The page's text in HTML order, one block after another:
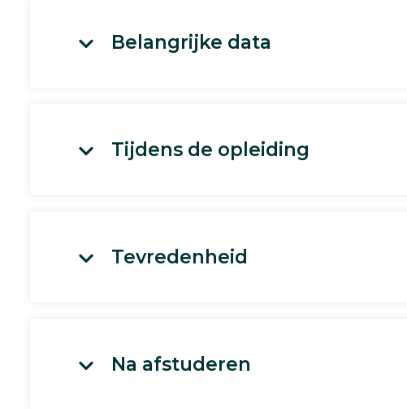
Belangrijke data
Tijdens de opleiding
Tevredenheid
Na afstuderen